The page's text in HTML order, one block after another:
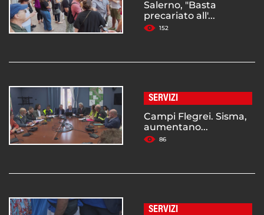
Salerno, "Basta
precariato all'...
152
SERVIZI
Campi Flegrei. Sisma,
aumentano...
86
SERVIZI